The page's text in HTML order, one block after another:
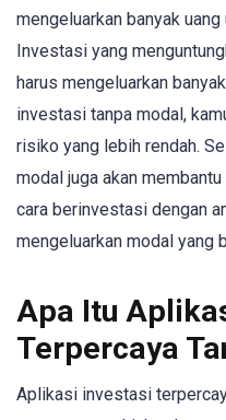
mengeluarkan banyak
Investasi yang
harus mengeluarkan
investasi tanpa modal,
risiko yang lebih rendah.
modal juga akan
cara berinvestasi dengan
mengeluarkan modal yang
Apa Itu
Terpercaya
Aplikasi investasi